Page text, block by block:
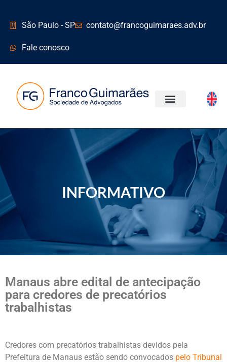
São Paulo - SP contato@francoguimaraes.adv.br
Fale conosco
INFORMATIVO
Manaus abre edital de antecipação
para credores de precatórios
trabalhistas
Credores com precatórios trabalhistas devidos pela
Prefeitura de Manaus estão sendo convocados pelo Tribunal